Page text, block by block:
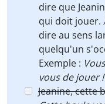
dire que
qui doit jouer.
dire au sens
quelqu'un
Exemple :
vous de jouer !
Jeanine, cette